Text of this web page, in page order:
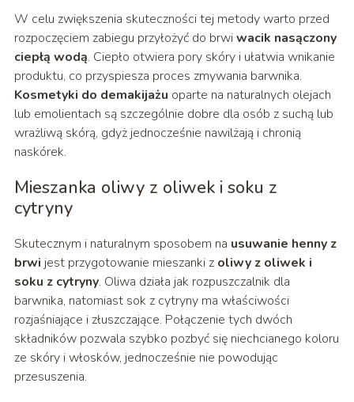
W celu zwiększenia skuteczności tej metody warto przed
rozpoczęciem zabiegu przyłożyć do brwiwacik nasączony
ciepłą wodą. Ciepło otwiera pory skóry i ułatwia wnikanie
produktu, co przyspiesza proces zmywania barwnika.
Kosmetyki do demakijażu oparte na naturalnych olejach
lub emolientach są szczególnie dobre dla osób z suchą lub
wrażliwą skórą, gdyż jednocześnie nawilżają i chronią
naskórek.
Mieszanka oliwy z oliwek i soku z
cytryny
Skutecznym i naturalnym sposobem na usuwanie henny z
brwi jest przygotowanie mieszanki z oliwy z oliwek i
soku z cytryny. Oliwa działa jak rozpuszczalnik dla
barwnika, natomiast sok z cytryny ma właściwości
rozjaśniające i złuszczające. Połączenie tych dwóch
składników pozwala szybko pozbyć się niechcianego koloru
ze skóry i włosków, jednocześnie nie powodując
przesuszenia.